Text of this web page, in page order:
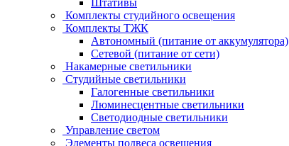
Комплекты студийного освещения
Комплекты ТЖК
Автономный (питание от аккумулятора)
Сетевой (питание от сети)
Накамерные светильники
Студийные светильники
Галогенные светильники
Люминесцентные светильники
Светодиодные светильники
Управление светом
Элементы подвеса освещения